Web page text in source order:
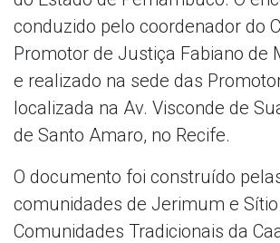
conduzido pelo coordenador do
Promotor de Justiça Fabiano de
e realizado na sede das
localizada na Av. Visconde de
de Santo Amaro, no Recife.
O documento foi construído
comunidades de Jerimum e
Comunidades Tradicionais da